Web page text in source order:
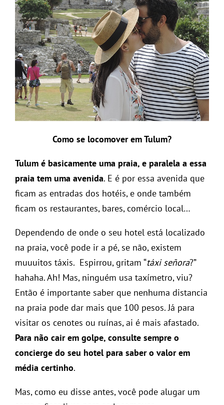
Como se locomover em Tulum?
Tulum é basicamente uma praia, e paralela a essa
praia tem uma avenida. E é por essa avenida que
ficam as entradas dos hotéis, e onde também
ficam os restaurantes, bares, comércio local…
Dependendo de onde o seu hotel está localizado
na praia, você pode ir a pé, se não, existem
muuuitos táxis. Espirrou, gritam “táxi señora?”
hahaha. Ah! Mas, ninguém usa taxímetro, viu?
Então é importante saber que nenhuma distancia
na praia pode dar mais que 100 pesos. Já para
visitar os cenotes ou ruínas, ai é mais afastado.
Para não cair em golpe, consulte sempre o
concierge do seu hotel para saber o valor em
média certinho.
Mas, como eu disse antes, você pode alugar um